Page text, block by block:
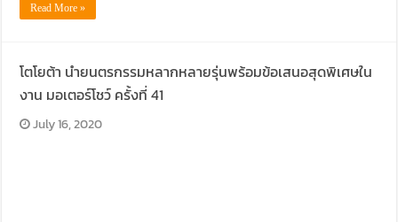
Read More »
โตโยต้า นำยนตรกรรมหลากหลายรุ่นพร้อมข้อเสนอสุดพิเศษใน
งาน มอเตอร์โชว์ ครั้งที่ 41
July 16, 2020